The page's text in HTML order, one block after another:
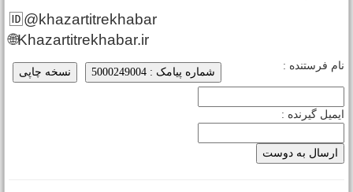
🆔@khazartitrekhabar
🌐Khazartitrekhabar.ir
نسخه چاپی شماره پیامک : 5000249004
فرستنده :
گیرنده :